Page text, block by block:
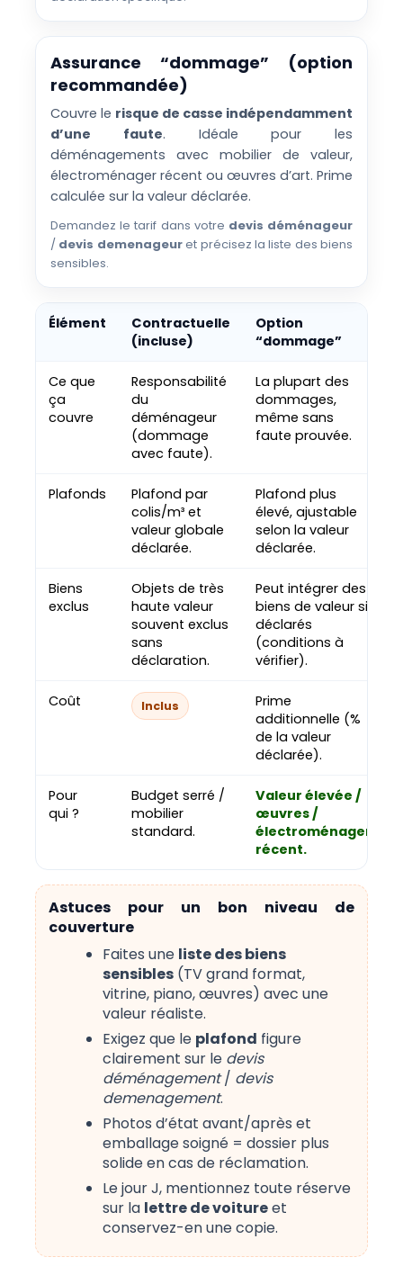
Assurance “dommage” (option
recommandée)
Couvre le risque de casse indépendamment
d’une faute. Idéale pour les
déménagements avec mobilier de valeur,
électroménager récent ou œuvres d’art. Prime
calculée sur la valeur déclarée.
Demandez le tarif dans votre devis déménageur
/ devis demenageuret précisez la liste des biens
sensibles.
Élément
Contractuelle
(incluse)
Option
“dommage”
Ce que
ça
couvre
Responsabilité
du
déménageur
(dommage
avec faute).
La plupart des
dommages,
même sans
faute prouvée.
Plafonds
Plafond par
colis/m³ et
valeur globale
déclarée.
Plafond plus
élevé, ajustable
selon la valeur
déclarée.
Biens
exclus
Objets de très
haute valeur
souvent exclus
sans
déclaration.
Peut intégrer des
biens de valeur si
déclarés
(conditions à
vérifier).
Coût Inclus
Prime
additionnelle (%
de la valeur
déclarée).
Pour
qui ?
Budget serré /
mobilier
standard.
Valeur élevée /
œuvres /
électroménager
récent.
Astuces pour un bon niveau de
couverture
Faites une liste des biens
sensibles (TV grand format,
vitrine, piano, œuvres) avec une
valeur réaliste.
Exigez que le plafond figure
clairement sur le devis
déménagement/ devis
demenagement.
Photos d’état avant/après et
emballage soigné = dossier plus
solide en cas de réclamation.
Le jour J, mentionnez toute réserve
sur la lettre de voitureet
conservez-en une copie.